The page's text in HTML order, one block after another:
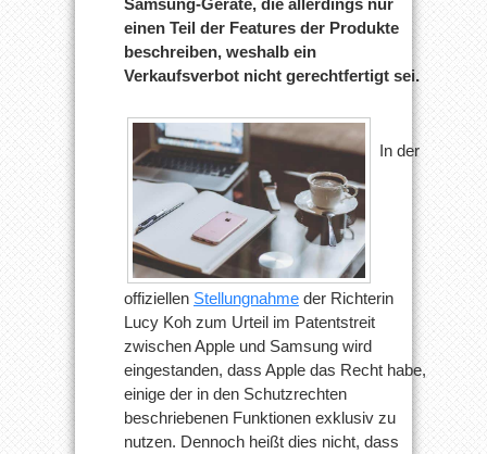
einen Teil der Features der Produkte
beschreiben, weshalb ein
Verkaufsverbot nicht gerechtfertigt sei.
In der
offiziellen Stellungnahme der Richterin
Lucy Koh zum Urteil im Patentstreit
zwischen Apple und Samsung wird
eingestanden, dass Apple das Recht habe,
einige der in den Schutzrechten
beschriebenen Funktionen exklusiv zu
nutzen. Dennoch heißt dies nicht, dass